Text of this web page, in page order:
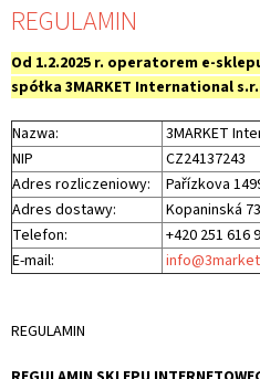
r
t
y
k
u
ł
ó
w
REGULAMIN
Od 1.2.2025 r. operatorem e-
spółka 3MARKET International
Nazwa:
3MARKET
NIP
CZ24137243
Adres rozliczeniowy:
Pařízkova
Adres dostawy:
Kopaninská
Telefon:
+420 251 616
E-mail:
REGULAMIN